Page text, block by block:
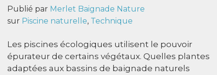
Publié par Merlet Baignade Nature
sur Piscine naturelle, Technique
Les piscines écologiques utilisent le pouvoir
épurateur de certains végétaux. Quelles plantes
adaptées aux bassins de baignade naturels